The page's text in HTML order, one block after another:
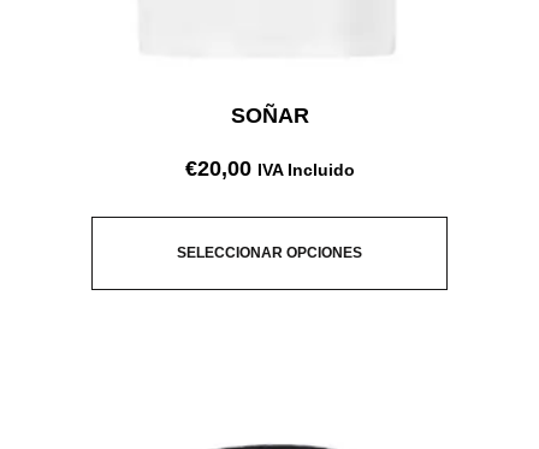
SOÑAR
€20,00 IVA Incluido
SELECCIONAR OPCIONES